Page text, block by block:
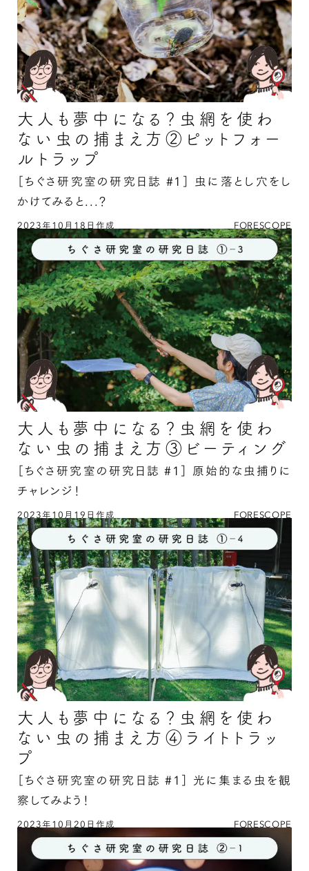
大人も夢中になる？虫網を使わ
ない虫の捕まえ方②ピットフォー
ルトラップ
［ちぐさ研究室の研究日誌 #1］ 虫に落とし穴をし
かけてみると...？
2023年10月18日作成 FORESCOPE
大人も夢中になる？虫網を使わない虫の捕まえ方
②ピットフォールトラップの続きを読む
大人も夢中になる？虫網を使わ
ない虫の捕まえ方③ビーティング
［ちぐさ研究室の研究日誌 #1］ 原始的な虫捕りに
チャレンジ！
2023年10月19日作成 FORESCOPE
大人も夢中になる？虫網を使わない虫の捕まえ方
③ビーティングの続きを読む
大人も夢中になる？虫網を使わ
ない虫の捕まえ方④ライトトラッ
プ
［ちぐさ研究室の研究日誌 #1］ 光に集まる虫を観
察してみよう！
2023年10月20日作成 FORESCOPE
大人も夢中になる？虫網を使わない虫の捕まえ方
④ライトトラップの続きを読む